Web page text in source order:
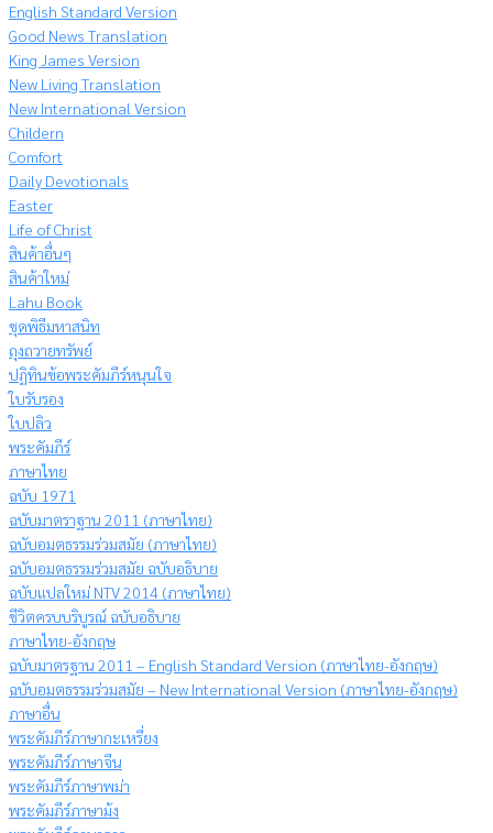
English Standard Version
Good News Translation
King James Version
New Living Translation
New International Version
Childern
Comfort
Daily Devotionals
Easter
Life of Christ
สินค้าอื่นๆ
สินค้าใหม่
Lahu Book
ชุดพิธีมหาสนิท
ถุงถวายทรัพย์
ปฏิทินข้อพระคัมภีร์หนุนใจ
ใบรับรอง
ใบปลิว
พระคัมภีร์
ภาษาไทย
ฉบับ 1971
ฉบับมาตราฐาน 2011 (ภาษาไทย)
ฉบับอมตธรรมร่วมสมัย (ภาษาไทย)
ฉบับอมตธรรมร่วมสมัย ฉบับอธิบาย
ฉบับแปลใหม่ NTV 2014 (ภาษาไทย)
ชีวิตครบบริบูรณ์ ฉบับอธิบาย
ภาษาไทย-อังกฤษ
ฉบับมาตรฐาน 2011 – English Standard Version (ภาษาไทย-อังกฤษ)
ฉบับอมตธรรมร่วมสมัย – New International Version (ภาษาไทย-อังกฤษ)
ภาษาอื่น
พระคัมภีร์ภาษากะเหรี่ยง
พระคัมภีร์ภาษาจีน
พระคัมภีร์ภาษาพม่า
พระคัมภีร์ภาษาม้ง